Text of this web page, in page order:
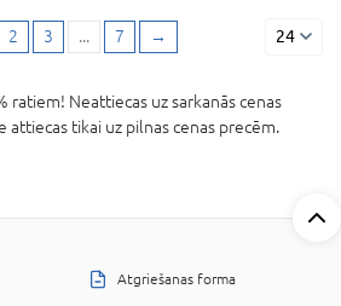
2 3 ... 7 → 24
ratiem! Neattiecas uz sarkanās cenas
attiecas tikai uz pilnas cenas precēm.
Atgriešanas forma